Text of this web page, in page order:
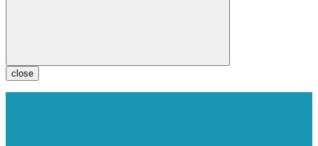
close